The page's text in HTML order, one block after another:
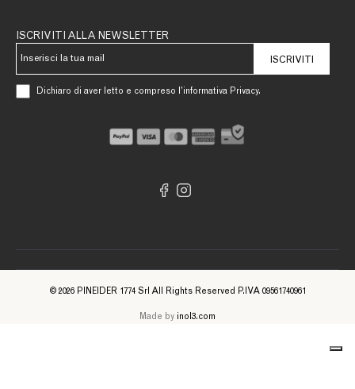
ISCRIVITI ALLA NEWSLETTER
ISCRIVITI
Dichiaro di aver letto e compreso l’informativa Privacy.
© 2026 PINEIDER 1774 Srl All Rights Reserved P.IVA 09561740961
Made by inol3.com